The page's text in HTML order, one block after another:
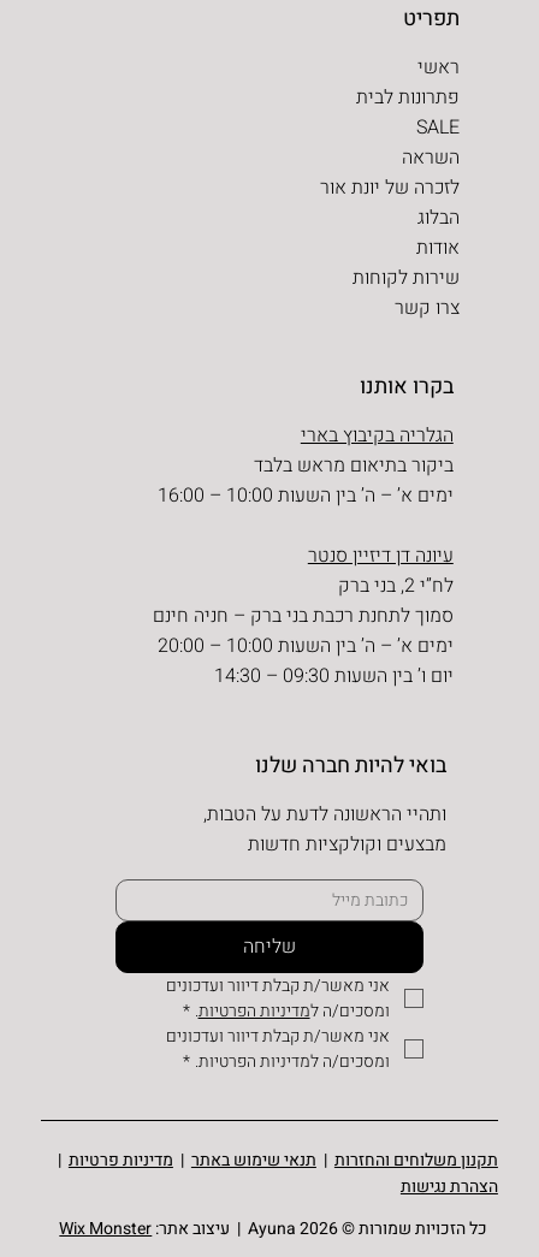
בקרו אותנו
הגלריה בקיבוץ בארי
ביקור בתיאום מראש בלבד
ימים א’ – ה’ בין השעות 10:00 – 16:00
עיונה דן דיזיין סנטר
לח”י 2, בני ברק
סמוך לתחנת רכבת בני ברק – חניה חינם
ימים א’ – ה’ בין השעות 10:00 – 20:00
יום ו’ בין השעות 09:30 – 14:30
תפריט
ראשי
פתרונות לבית
SALE
השראה
לזכרה של יונת אור
הבלוג
אודות
שירות לקוחות
צרו קשר
בואי להיות חברה שלנו
ותהיי הראשונה לדעת על הטבות,
מבצעים וקולקציות חדשות
שליחה
ומסכים/ה למדיניות הפרטיות.
*
ומסכים/ה למדיניות הפרטיות. *
כל הזכויות שמורות © Ayuna 2026 | עיצוב אתר: Wix Monster
תקנון משלוחים והחזרות | תנאי שימוש באתר | מדיניות פרטיות |
הצהרת נגישות